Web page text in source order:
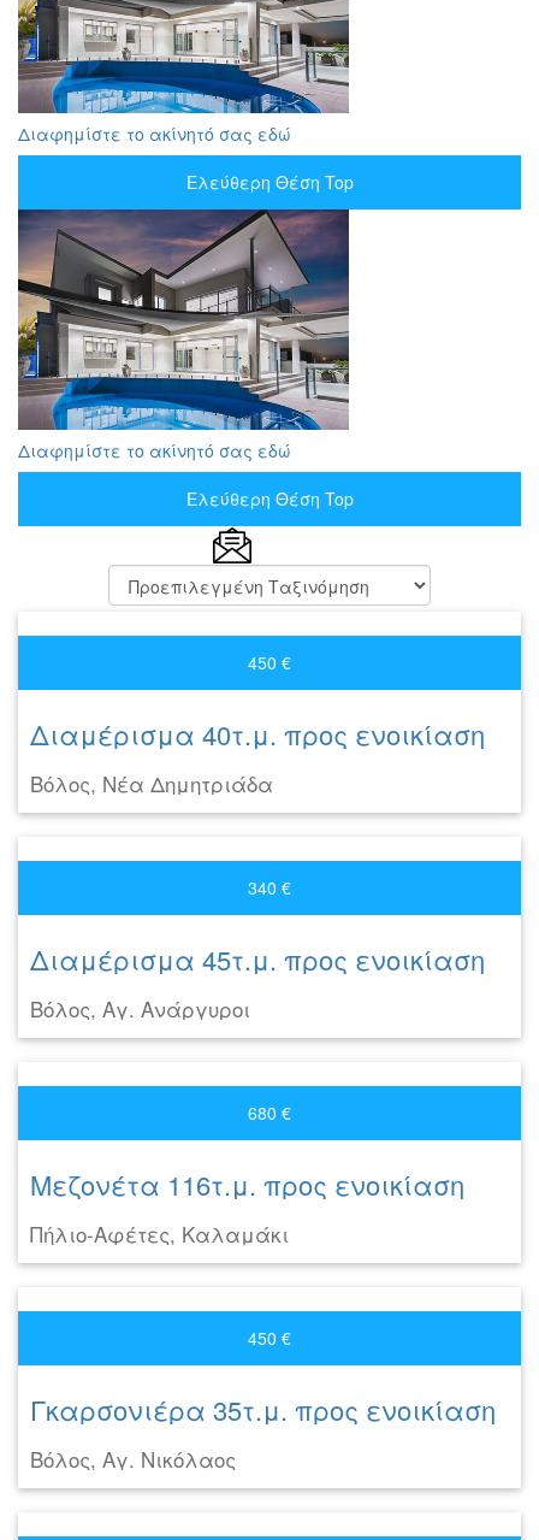
Διαφημίστε το ακίνητό σας εδώ
Ελεύθερη Θέση Top
Διαφημίστε το ακίνητό σας εδώ
Ελεύθερη Θέση Top
450 €
Διαμέρισμα 40τ.μ. προς ενοικίαση
Βόλος, Νέα Δημητριάδα
340 €
Διαμέρισμα 45τ.μ. προς ενοικίαση
Βόλος, Αγ. Ανάργυροι
680 €
Μεζονέτα 116τ.μ. προς ενοικίαση
Πήλιο-Αφέτες, Καλαμάκι
450 €
Γκαρσονιέρα 35τ.μ. προς ενοικίαση
Βόλος, Αγ. Νικόλαος